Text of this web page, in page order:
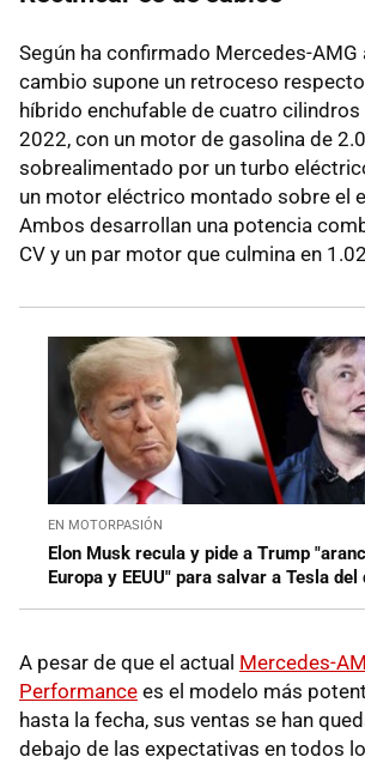
Según ha confirmado Mercedes-AMG
cambio supone un retroceso
híbrido enchufable de cuatro
2022, con un motor de gasolina de
sobrealimentado por un turbo
un motor eléctrico montado sobre el
Ambos desarrollan una potencia
CV y un par motor que culmina en
EN MOTORPASIÓN
Elon Musk recula y pide a Trump
Europa y EEUU" para salvar a Tesla
A pesar de que el actual Mercedes-
Performance es el modelo más
hasta la fecha, sus ventas se han
debajo de las expectativas en todos